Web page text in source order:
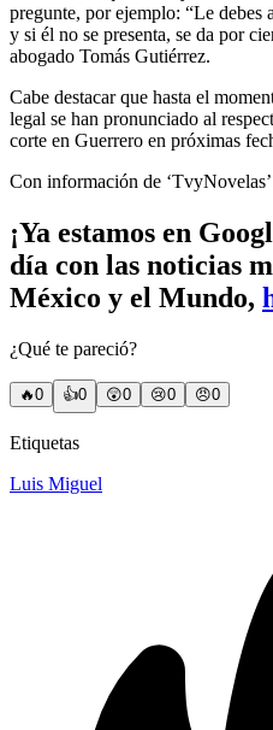
pregunte, por ejemplo: “Le debes
y si él no se presenta, se da por
abogado Tomás Gutiérrez.
Cabe destacar que hasta el
legal se han pronunciado al
corte en Guerrero en próximas
Con información de ‘TvyNovelas’
¡Ya estamos en
día con las noticias
México y el Mundo,
¿Qué te pareció?
🔥0 👍0 😲0 😢0 😠0
Etiquetas
Luis Miguel